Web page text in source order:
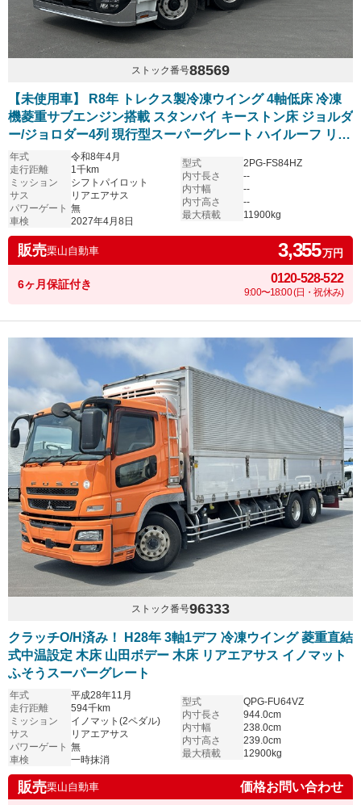
ストック番号88569
【未使用車】 R8年 トレクス製冷凍ウイング 4軸低床 冷凍
機菱重サブエンジン搭載 スタンバイ キーストン床 ジョルダ
ー/ジョロダー4列 現行型スーパーグレート ハイルーフ リア
エアサス アルミホイール シフトパイロット 6R20エンジン
車検付き プレミアムライン 内装レッド
年式
令和8年4月
走行距離
1千km
ミッション
シフトパイロット
サス
リアエアサス
パワーゲート 無
車検
2027年4月8日
型式
2PG-FS84HZ
内寸長さ
--
内寸幅
--
内寸高さ
--
最大積載
11900kg
販売栗山自動車 3,355万円
6ヶ月保証付き 0120-528-522
9:00〜18:00 (日・祝休み)
ストック番号96333
クラッチO/H済み！ H28年 3軸1デフ 冷凍ウイング 菱重直結
式中温設定 木床 山田ボデー 木床 リアエアサス イノマット
ふそうスーパーグレート
年式
平成28年11月
走行距離
594千km
ミッション
イノマット(2ペダル)
サス
リアエアサス
パワーゲート 無
車検
一時抹消
型式
QPG-FU64VZ
内寸長さ
944.0cm
内寸幅
238.0cm
内寸高さ
239.0cm
最大積載
12900kg
販売栗山自動車 価格お問い合わせ